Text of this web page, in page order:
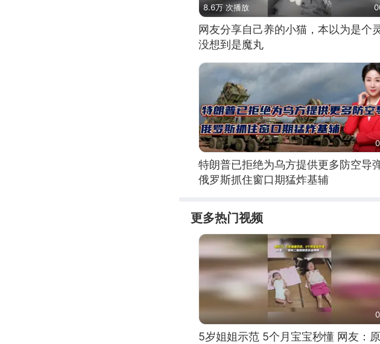
8.6万 次播放
网友分享自己养的小猫，本以为是个
没想到是魔丸
特朗普已拒绝为乌方提供更多防空导
俄罗斯抓住窗口期猛炸基辅
更多热门视频
5岁姐姐示范 5个月宝宝秒懂 网友：